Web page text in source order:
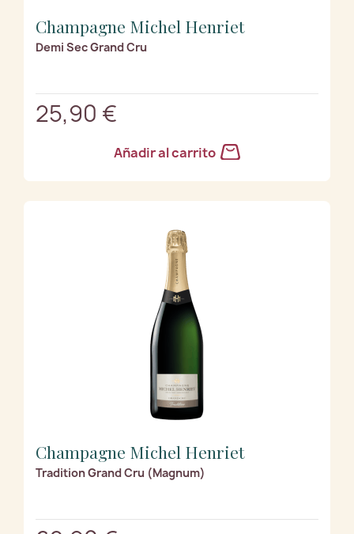
Champagne Michel Henriet
Demi Sec Grand Cru
25,90 €
Añadir al carrito
Champagne Michel Henriet
Tradition Grand Cru (Magnum)